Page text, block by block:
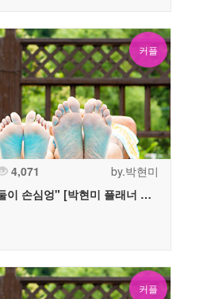
커플
4,071
by.박현미
손심엉" [박현미 플래너 추천]
커플